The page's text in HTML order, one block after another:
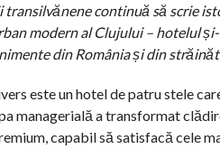
continuă să scrie
modern al Clujului – hotelul
din România și din
este un hotel de patru stele
managerială a transformat
capabil să satisfacă cele